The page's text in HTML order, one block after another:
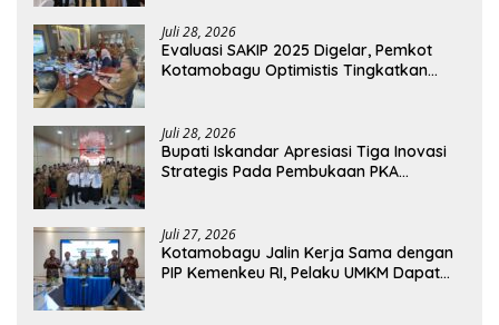
Juli 28, 2026
Evaluasi SAKIP 2025 Digelar, Pemkot
Kotamobagu Optimistis Tingkatkan
Juli 28, 2026
Bupati Iskandar Apresiasi Tiga Inovasi
Strategis Pada Pembukaan PKA
Juli 27, 2026
Kotamobagu Jalin Kerja Sama dengan
PIP Kemenkeu RI, Pelaku UMKM Dapat